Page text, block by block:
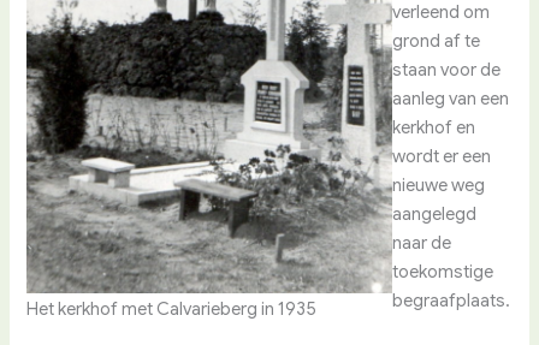
Het kerkhof met Calvarieberg in 1935
verleend om
grond af te
staan voor de
aanleg van een
kerkhof en
wordt er een
nieuwe weg
aangelegd
naar de
toekomstige
begraafplaats.